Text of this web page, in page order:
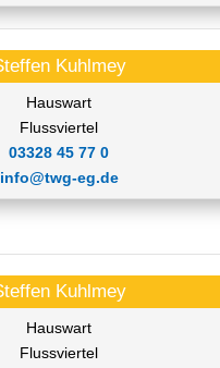
Kuhlmey
Hauswart
Flussviertel
03328 45 77 0
info@twg-eg.de
Kuhlmey
Hauswart
Flussviertel